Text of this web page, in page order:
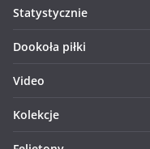
Statystycznie
Dookoła piłki
Video
Kolekcje